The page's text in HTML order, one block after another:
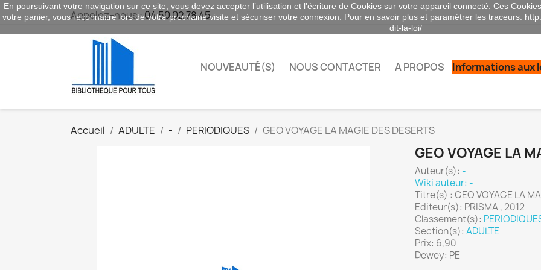
Appelez-nous :04 50 02 78 45
NOUVEAUTÉ(S) NOUS CONTACTER A PROPOS Informations aux
Accueil ADULTE - PERIODIQUES GEO VOYAGE LA MAGIE DES DESERTS
GEO VOYAGE LA
Auteur(s): -
Wiki auteur: -
Titre(s) : GEO VOYAGE LA
Editeur(s): PRISMA , 2012
Classement(s):
Section(s): ADULTE
Prix: 6,90
Dewey: PE
En poursuivant votre navigation sur ce site, vous devez accepter l’utilisation et l'écriture de Cookies sur votre appareil connecté. Ces
votre panier, vous reconnaitre lors de votre prochaine visite et sécuriser votre connexion. Pour en savoir plus et paramétrer les traceurs:
dit-la-loi/